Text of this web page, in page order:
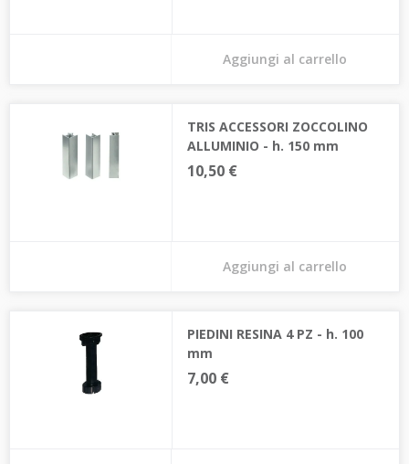
Aggiungi al carrello
TRIS ACCESSORI ZOCCOLINO
ALLUMINIO - h. 150 mm
10,50 €
Aggiungi al carrello
PIEDINI RESINA 4 PZ - h. 100
mm
7,00 €